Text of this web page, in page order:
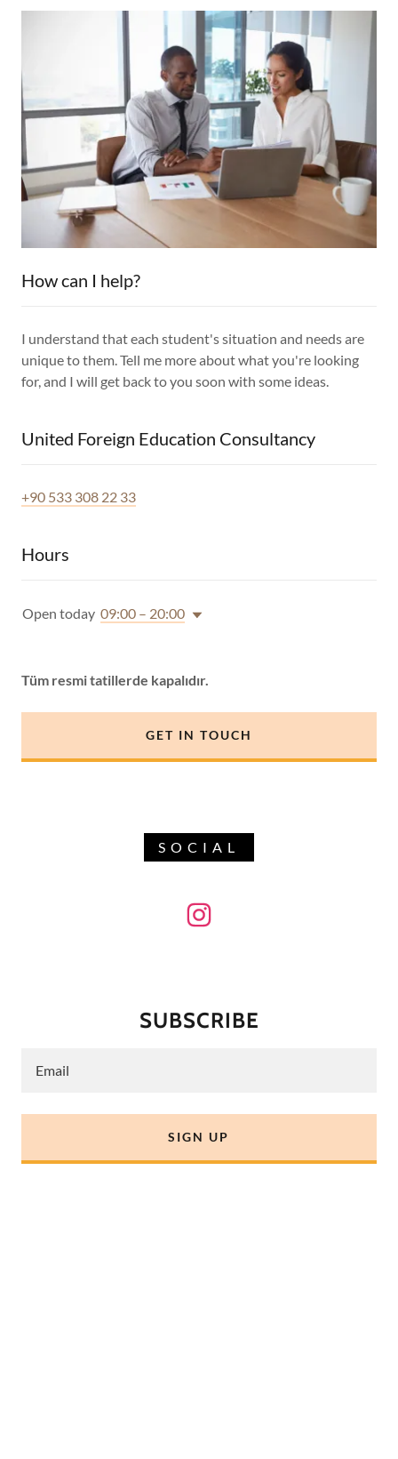
How can I help?
I understand that each student's situation and needs are
unique to them. Tell me more about what you're looking
for, and I will get back to you soon with some ideas.
United Foreign Education Consultancy
+90 533 308 22 33
Hours
Open today 09:00 – 20:00
Tüm resmi tatillerde kapalıdır.
GET IN TOUCH
SOCIAL
SUBSCRIBE
Email
SIGN UP